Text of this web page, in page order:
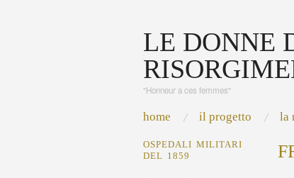
LE DONNE
"Honneur a ces femmes"
home il progetto la
OSPEDALI MILITARI
DEL 1859